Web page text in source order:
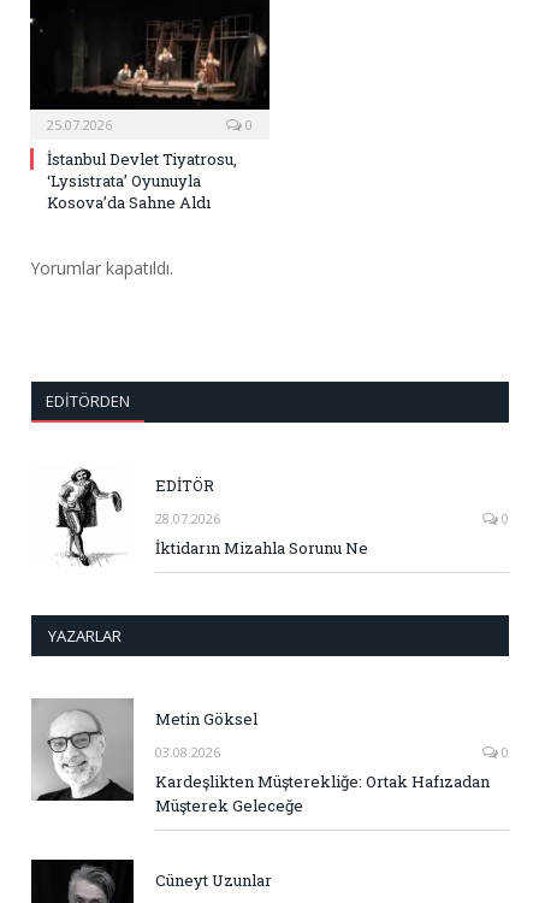
25.07.2026 0
İstanbul Devlet Tiyatrosu,
‘Lysistrata’ Oyunuyla
Kosova’da Sahne Aldı
Yorumlar kapatıldı.
EDITÖRDEN
EDİTÖR
28.07.2026 0
İktidarın Mizahla Sorunu Ne
YAZARLAR
Metin Göksel
03.08.2026 0
Kardeşlikten Müşterekliğe: Ortak Hafızadan
Müşterek Geleceğe
Cüneyt Uzunlar